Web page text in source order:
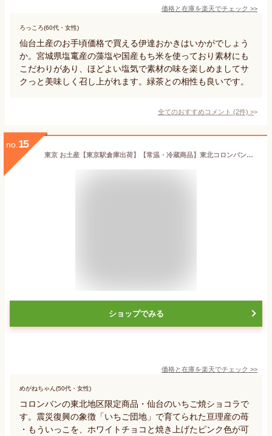
価格と在庫を楽天でチェック >>
ろっころ(60代・女性)
仙台土産のお手頃価格で買える伊達おかきはいかがでしょう
か。宮城県塩竃産の藻塩や国産もち米を使っており素材にも
こだわりがあり、ほどよい塩気で素材の味を楽しめましてサ
クっと美味しく召し上がれます。緑茶との相性も良いです。
全てのおすすめコメント (2件) >
no. 15
東京 お土産【東京駅倉庫出荷】【常温・冷蔵商品】東北コロンバン仙台のいちご焼きショコラ 5個入おみやげ 東京土産 東京みやげ お菓子 スイーツ お年賀 お中元 お歳暮 お取り寄せ ギフト プレゼント のし不可 御中元
ショップでみる
価格と在庫を楽天でチェック >>
めがねちゃん(50代・女性)
コロンバンの東北地区限定商品・仙台のいちご焼ショコラで
す。震災復興の象徴「いちご団地」で育てられた亘理産の苺
・もういっこを、ホワイトチョコと焼き上げたピンク色が可